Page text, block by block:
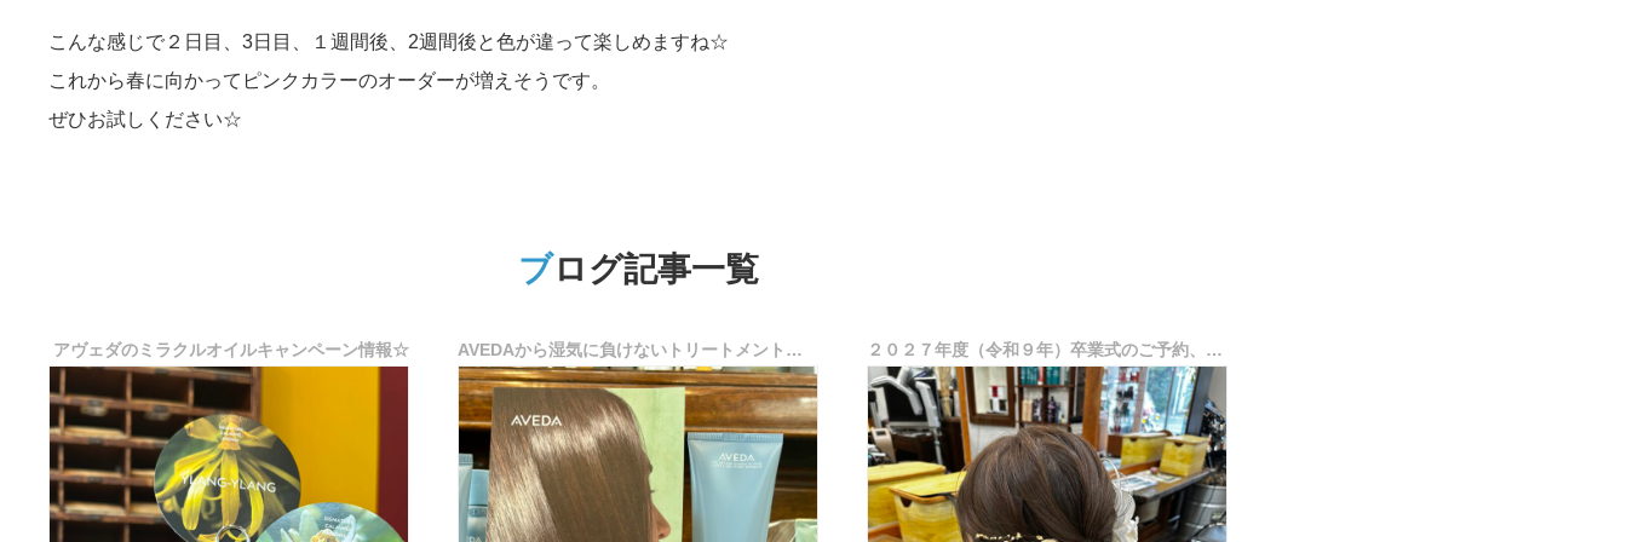
こんな感じで２日目、3日目、１週間後、2週間後と色が違って楽しめますね☆
これから春に向かってピンクカラーのオーダーが増えそうです。
ぜひお試しください☆
ブログ記事一覧
アヴェダのミラクルオイルキャンペーン情報☆ AVEDAから湿気に負けないトリートメント誕生♪ ２０２７年度（令和９年）卒業式のご予約、受付は8月を予定しております。